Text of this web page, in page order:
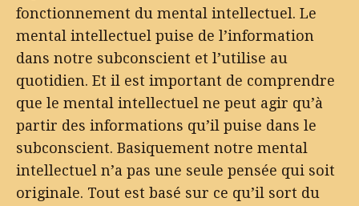
fonctionnement du mental intellectuel. Le
mental intellectuel puise de l’information
dans notre subconscient et l’utilise au
quotidien. Et il est important de comprendre
que le mental intellectuel ne peut agir qu’à
partir des informations qu’il puise dans le
subconscient. Basiquement notre mental
intellectuel n’a pas une seule pensée qui soit
originale. Tout est basé sur ce qu’il sort du